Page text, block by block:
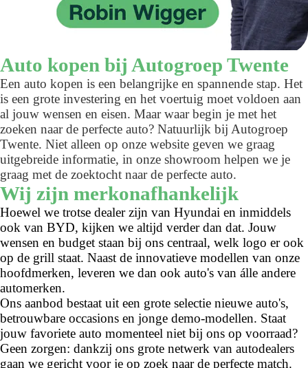
Auto kopen bij Autogroep Twente
Een auto kopen is een belangrijke en spannende stap. Het
is een grote investering en het voertuig moet voldoen aan
al jouw wensen en eisen. Maar waar begin je met het
zoeken naar de perfecte auto? Natuurlijk bij Autogroep
Twente. Niet alleen op onze website geven we graag
uitgebreide informatie, in onze showroom helpen we je
graag met de zoektocht naar de perfecte auto.
Wij zijn merkonafhankelijk
Hoewel we trotse dealer zijn van Hyundai en inmiddels
ook van BYD, kijken we altijd verder dan dat. Jouw
wensen en budget staan bij ons centraal, welk logo er ook
op de grill staat. Naast de innovatieve modellen van onze
hoofdmerken, leveren we dan ook auto's van álle andere
automerken.
Ons aanbod bestaat uit een grote selectie nieuwe auto's,
betrouwbare occasions en jonge demo-modellen. Staat
jouw favoriete auto momenteel niet bij ons op voorraad?
Geen zorgen: dankzij ons grote netwerk van autodealers
gaan we gericht voor je op zoek naar de perfecte match.